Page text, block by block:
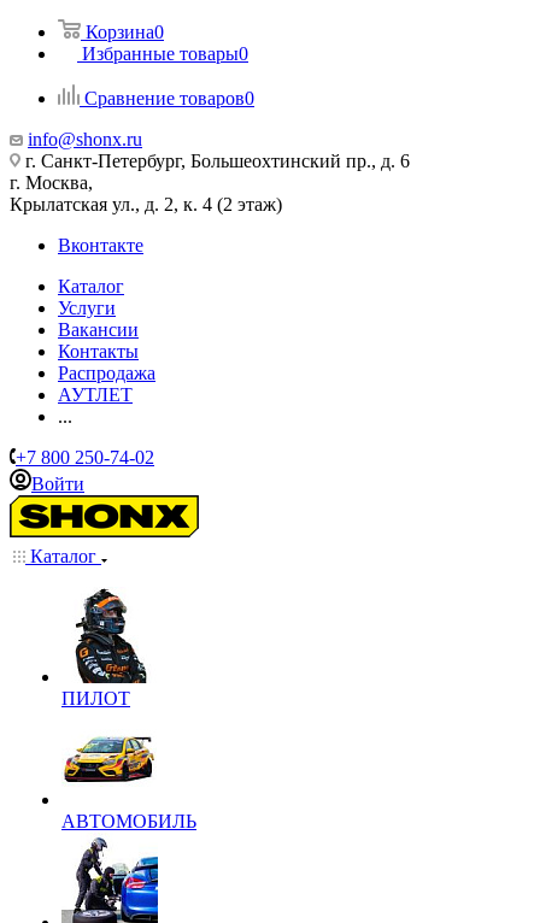
Корзина0
Избранные товары0
Сравнение товаров0
info@shonx.ru
г. Санкт-Петербург, Большеохтинский пр., д. 6
г. Москва,
Крылатская ул., д. 2, к. 4 (2 этаж)
Вконтакте
Каталог
Услуги
Вакансии
Контакты
Распродажа
АУТЛЕТ
...
+7 800 250-74-02
Войти
Каталог
ПИЛОТ
АВТОМОБИЛЬ